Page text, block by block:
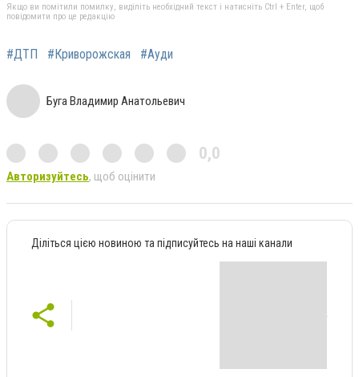
Якщо ви помітили помилку, виділіть необхідний текст і натисніть Ctrl + Enter, щоб
повідомити про це редакцію
#ДТП #Криворожская #Ауди
Буга Владимир Анатольевич
0,0
Авторизуйтесь, щоб оцінити
Діліться цією новиною та підписуйтесь на наші канали